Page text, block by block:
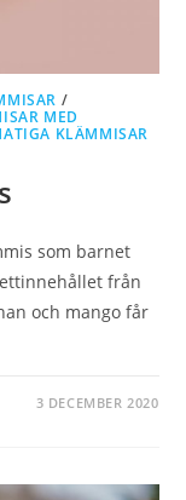
/
MED
KLÄMMISAR
som barnet
från
och mango får
3 DECEMBER 2020